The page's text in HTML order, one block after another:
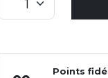
Points